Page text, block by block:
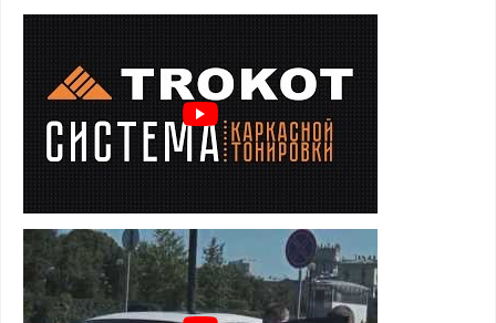
Преимущества шторок для Volkswagen
Golf 7 (2012-2019):
задержка солнечных лучей
предотвращение нагрева салона
защита от посторонних взглядов
Особенности и установка:
держатся на магнитах, установленных в оконный проем
двери